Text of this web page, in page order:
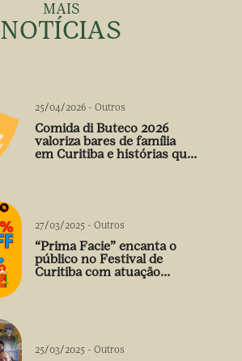
MAIS
NOTÍCIAS
25/04/2026 - Outros
Comida di Buteco 2026
valoriza bares de família
em Curitiba e histórias que
27/03/2025 - Outros
“Prima Facie” encanta o
público no Festival de
Curitiba com atuação
25/03/2025 - Outros